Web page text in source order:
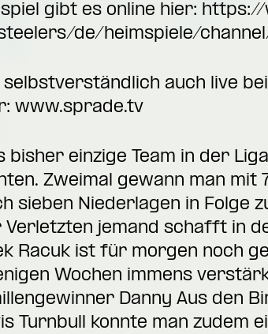
gibt es online hier:
de/heimspiele/
auch live
www.sprade.tv
bisher einzige Team in der
Zweimal gewann man mit
sieben Niederlagen in Folge
Verletzten jemand schafft in
Racuk ist für morgen noch
Wochen immens
Danny Aus den
Turnbull konnte man zudem